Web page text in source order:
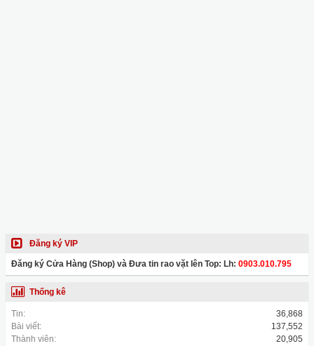
Đăng ký VIP
Đăng ký Cửa Hàng (Shop) và Đưa tin rao vặt lên Top: Lh: 0903.010.795
Thống kê
Tin:
36,868
Bài viết:
137,552
Thành viên:
20,905